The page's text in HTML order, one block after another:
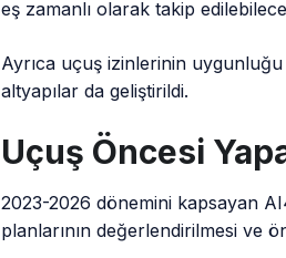
eş zamanlı olarak takip
Ayrıca uçuş izinlerinin
altyapılar da geliştirildi.
Uçuş Öncesi
2023-2026 dönemini kapsayan
planlarının değerlendirilmesi ve